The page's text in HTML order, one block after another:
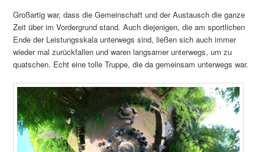
Großartig war, dass die Gemeinschaft und der Austausch die ganze
Zeit über im Vordergrund stand. Auch diejenigen, die am sportlichen
Ende der Leistungsskala unterwegs sind, ließen sich auch immer
wieder mal zurückfallen und waren langsamer unterwegs, um zu
quatschen. Echt eine tolle Truppe, die da gemeinsam unterwegs war.